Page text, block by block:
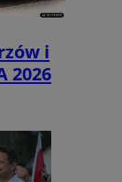
i
2026